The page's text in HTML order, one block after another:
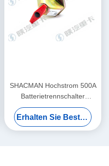
SHACMAN Hochstrom 500A
Batterietrennschalter
Hilfsklemme
Speicherschoner für ISUZU
SHACMAN FTR FVR LKW
Erhalten Sie Besten Preis